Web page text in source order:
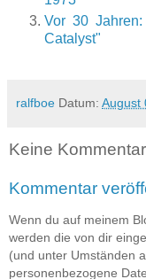
Vor 30
Catalyst"
ralfboe Datum: August
Keine
Kommentar
Wenn du auf meinem
werden die von dir
(und unter Umständen
personenbezogene